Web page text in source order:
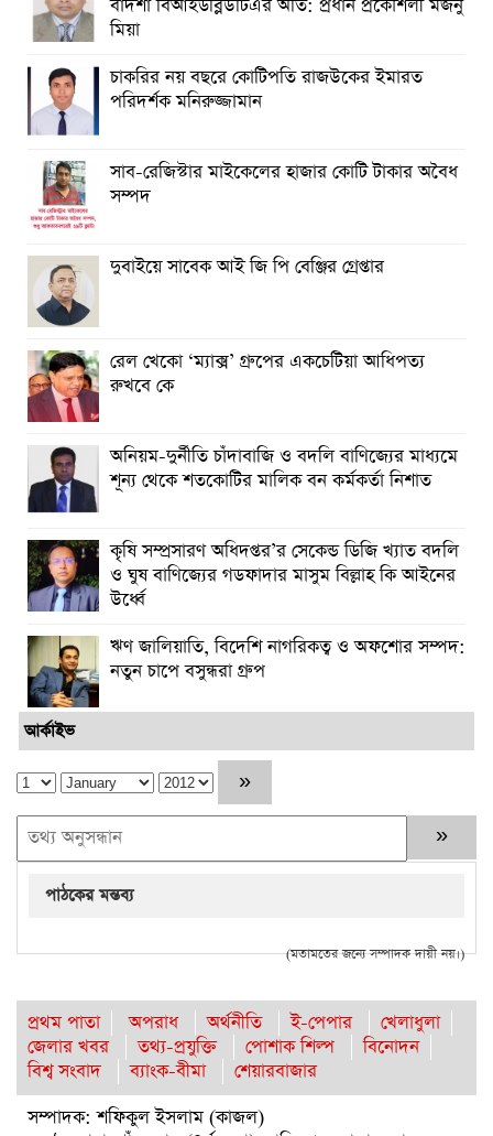
বাদশা বিআইডব্লিউটিএর অতি: প্রধান প্রকৌশলী মজনু
মিয়া
চাকরির নয় বছরে কোটিপতি রাজউকের ইমারত
পরিদর্শক মনিরুজ্জামান
সাব-রেজিস্টার মাইকেলের হাজার কোটি টাকার অবৈধ
সম্পদ
দুবাইয়ে সাবেক আই জি পি বেঞ্জির গ্রেপ্তার
রেল খেকো ‘ম্যাক্স’ গ্রুপের একচেটিয়া আধিপত্য
রুখবে কে
অনিয়ম-দুর্নীতি চাঁদাবাজি ও বদলি বাণিজ্যের মাধ্যমে
শূন্য থেকে শতকোটির মালিক বন কর্মকর্তা নিশাত
কৃষি সম্প্রসারণ অধিদপ্তর’র সেকেন্ড ডিজি খ্যাত বদলি
ও ঘুষ বাণিজ্যের গডফাদার মাসুম বিল্লাহ কি আইনের
উর্ধ্বে
ঋণ জালিয়াতি, বিদেশি নাগরিকত্ব ও অফশোর সম্পদ:
নতুন চাপে বসুন্ধরা গ্রুপ
আর্কাইভ
পাঠকের মন্তব্য
(মতামতের জন্যে সম্পাদক দায়ী নয়।)
প্রথম পাতা অপরাধ অর্থনীতি ই-পেপার
খেলাধুলা
জেলার খবর
তথ্য-প্রযুক্তি পোশাক শিল্প
বিনোদন
বিশ্ব সংবাদ
ব্যাংক-বীমা
শেয়ারবাজার
সম্পাদক: শফিকুল ইসলাম (কাজল)